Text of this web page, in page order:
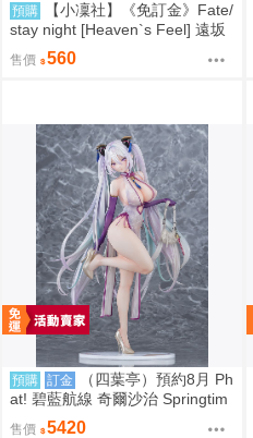
預購
【小凜社】《免訂金》Fate/
stay night [Heaven`s Feel] 遠坂
凜 間桐櫻 壓克力板
售價 560
預購 訂金
（四葉亭）預約8月 Ph
at! 碧藍航線 奇爾沙治 Springtim
e Data 1/6 PVC 0923
售價 5420